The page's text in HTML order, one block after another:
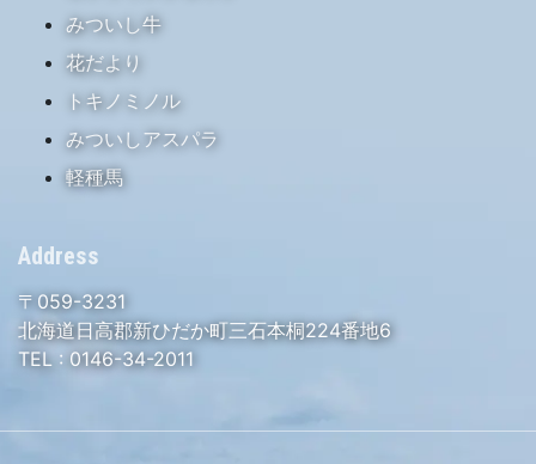
みついし牛
花だより
トキノミノル
みついしアスパラ
軽種馬
Address
〒059-3231
北海道日高郡新ひだか町三石本桐224番地6
TEL : 0146-34-2011